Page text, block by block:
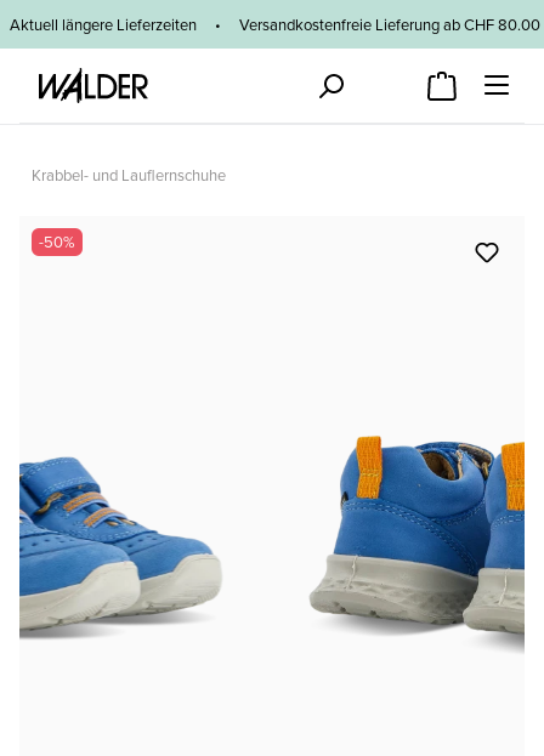
Zum Hauptinhalt springen
Aktuell längere Lieferzeiten • Versandkostenfreie Lieferung ab CHF
Krabbel- und Lauflernschuhe
Bildergalerie überspringen
-50%